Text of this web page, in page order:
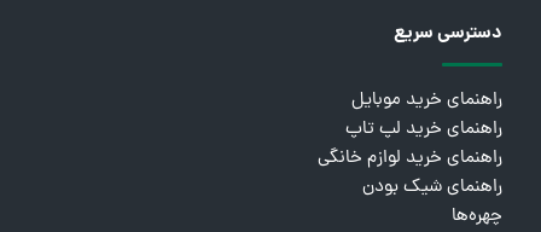
دسترسی سریع
راهنمای خرید موبایل
راهنمای خرید لپ تاپ
راهنمای خرید لوازم خانگی
راهنمای شیک بودن
چهره‌ها